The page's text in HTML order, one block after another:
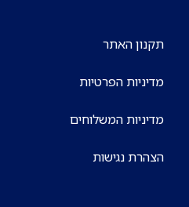
תקנון האתר
מדיניות הפרטיות
מדיניות המשלוחים
הצהרת נגישות